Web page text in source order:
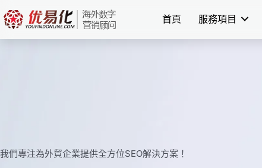
Skip
to
content
首頁 服務項目
我們專注為外貿企業提供全方位SEO解決方案！